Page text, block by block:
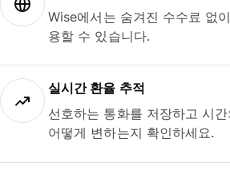
Wise에서는 숨겨진 수수료 없
용할 수 있습니다.
실시간 환율 추적
선호하는 통화를 저장하고 시
어떻게 변하는지 확인하세요.